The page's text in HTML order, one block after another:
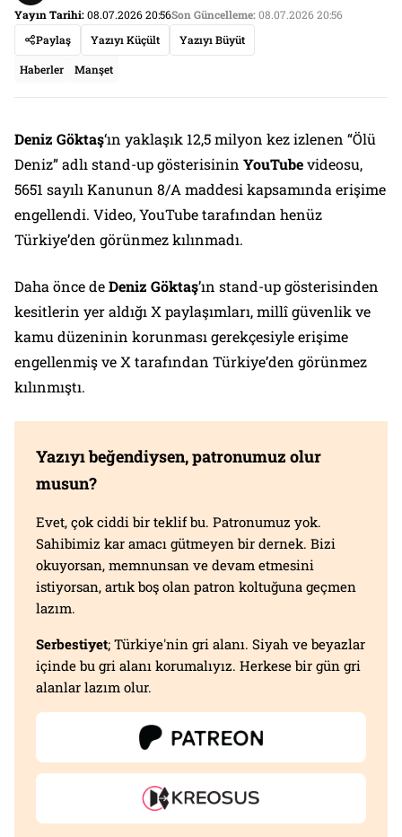
Yayın Tarihi:08.07.2026 20:56Son Güncelleme:08.07.2026 20:56
Paylaş
Yazıyı Küçült Yazıyı Büyüt
Haberler Manşet
Deniz Göktaş‘ın yaklaşık 12,5 milyon kez izlenen “Ölü
Deniz” adlı stand-up gösterisinin YouTubevideosu,
5651 sayılı Kanunun 8/A maddesi kapsamında erişime
engellendi. Video, YouTube tarafından henüz
Türkiye’den görünmez kılınmadı.
Daha önce deDeniz Göktaş’ın stand-up gösterisinden
kesitlerin yer aldığı X paylaşımları, millî güvenlik ve
kamu düzeninin korunması gerekçesiyle erişime
engellenmiş ve X tarafından Türkiye’den görünmez
kılınmıştı.
Yazıyı beğendiysen, patronumuz olur
musun?
Evet, çok ciddi bir teklif bu. Patronumuz yok.
Sahibimiz kar amacı gütmeyen bir dernek. Bizi
okuyorsan, memnunsan ve devam etmesini
istiyorsan, artık boş olan patron koltuğuna geçmen
lazım.
Serbestiyet; Türkiye'nin gri alanı. Siyah ve beyazlar
içinde bu gri alanı korumalıyız. Herkese bir gün gri
alanlar lazım olur.